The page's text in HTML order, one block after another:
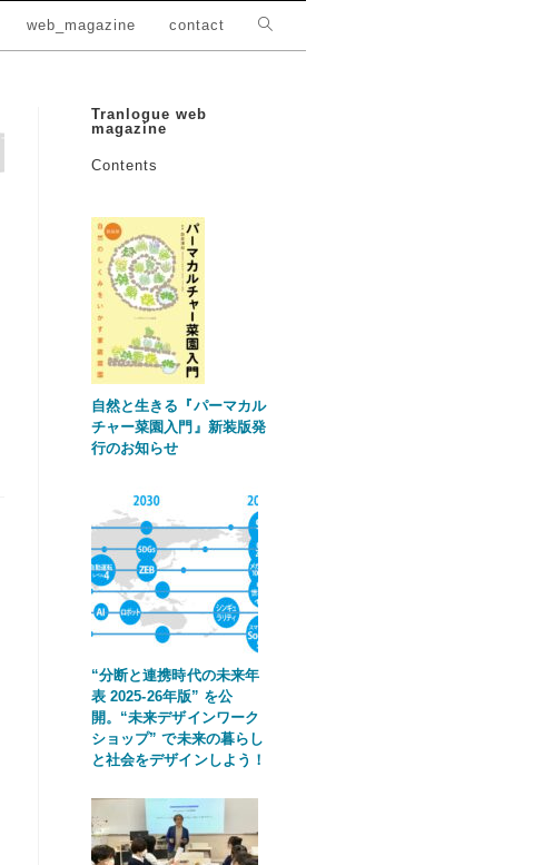
web_magazine contact
Tranlogue web
magazine
Contents
自然と生きる『パーマカル
チャー菜園入門』新装版発
行のお知らせ
“分断と連携時代の未来年
表 2025-26年版” を公
開。“未来デザインワーク
ショップ” で未来の暮らし
と社会をデザインしよう！